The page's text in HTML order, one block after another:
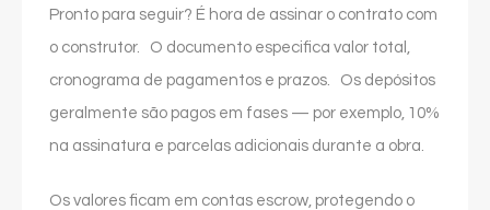
Pronto para seguir? É hora de assinar o contrato com
o construtor. O documento especifica valor total,
cronograma de pagamentos e prazos. Os depósitos
geralmente são pagos em fases — por exemplo, 10%
na assinatura e parcelas adicionais durante a obra.
Os valores ficam em contas escrow, protegendo o